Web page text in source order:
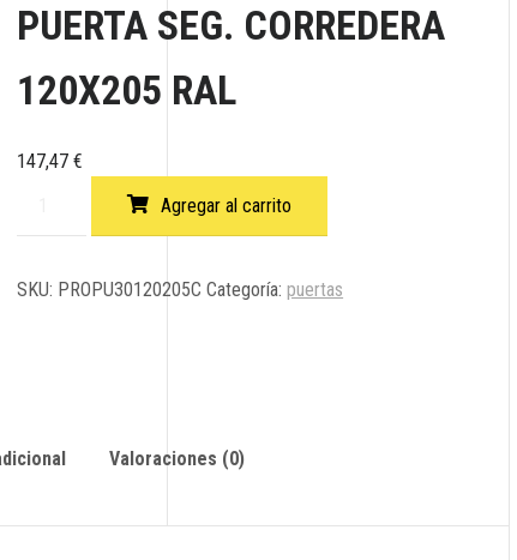
PUERTA SEG. CORREDERA
120X205 RAL
147,47€
Agregar al carrito
SKU: PROPU30120205C Categoría:puertas
Valoraciones (0)